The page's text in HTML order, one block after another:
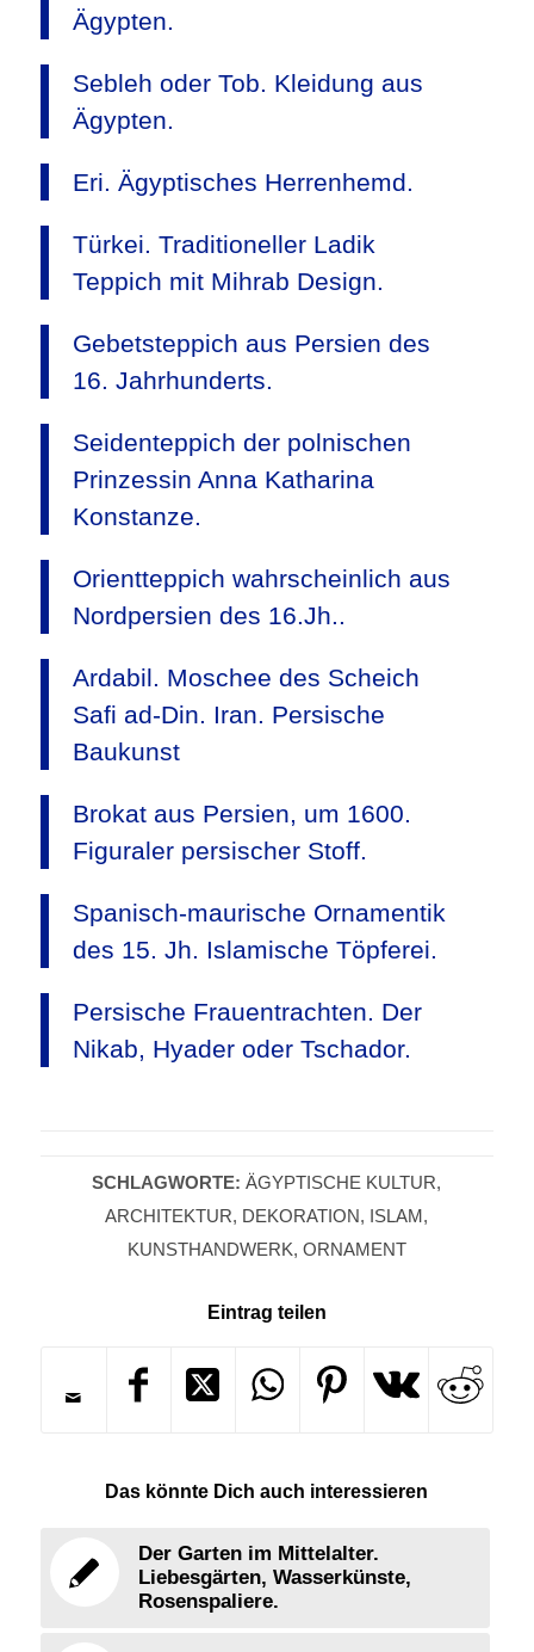
Ägypten.
Sebleh oder Tob. Kleidung aus
Ägypten.
Eri. Ägyptisches Herrenhemd.
Türkei. Traditioneller Ladik
Teppich mit Mihrab Design.
Gebetsteppich aus Persien des
16. Jahrhunderts.
Seidenteppich der polnischen
Prinzessin Anna Katharina
Konstanze.
Orientteppich wahrscheinlich aus
Nordpersien des 16.Jh..
Ardabil. Moschee des Scheich
Safi ad-Din. Iran. Persische
Baukunst
Brokat aus Persien, um 1600.
Figuraler persischer Stoff.
Spanisch-maurische Ornamentik
des 15. Jh. Islamische Töpferei.
Persische Frauentrachten. Der
Nikab, Hyader oder Tschador.
SCHLAGWORTE: ÄGYPTISCHE KULTUR,
ARCHITEKTUR, DEKORATION, ISLAM,
KUNSTHANDWERK, ORNAMENT
Eintrag teilen
Das könnte Dich auch interessieren
Der Garten im Mittelalter.
Liebesgärten, Wasserkünste,
Rosenspaliere.